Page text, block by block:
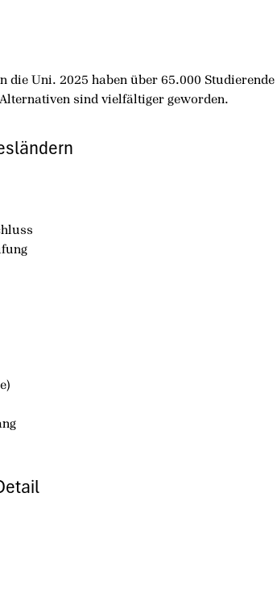
die Uni. 2025 haben über 65.000
sind vielfältiger geworden.